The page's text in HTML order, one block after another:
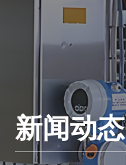
新闻动态